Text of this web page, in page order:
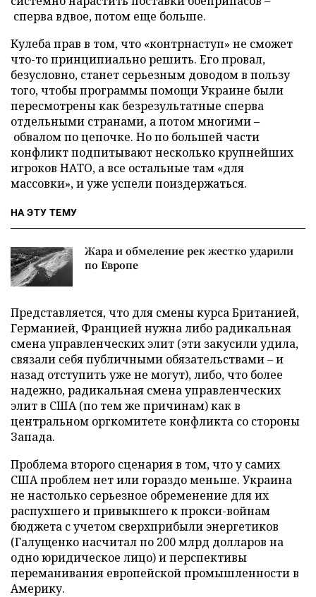
сперва вдвое, потом еще больше.
Кулеба прав в том, что «контрнаступ» не сможет
что-то принципиально решить. Его провал,
безусловно, станет серьезным доводом в пользу
того, чтобы программы помощи Украине были
пересмотрены как безрезультатные сперва
отдельными странами, а потом многими –
обвалом по цепочке. Но по большей части
конфликт подпитывают несколько крупнейших
игроков НАТО, а все остальные там «для
массовки», и уже успели поиздержаться.
НА ЭТУ ТЕМУ
Жара и обмеление рек жестко ударили
по Европе
Представляется, что для смены курса Британией,
Германией, Францией нужна либо радикальная
смена управленческих элит (эти закусили удила,
связали себя публичными обязательствами – и
назад отступить уже не могут), либо, что более
надежно, радикальная смена управленческих
элит в США (по тем же причинам) как в
центральном оргкомитете конфликта со стороны
Запада.
Проблема второго сценария в том, что у самих
США проблем нет или гораздо меньше. Украина
не настолько серьезное обременение для их
распухшего и привыкшего к прокси-войнам
бюджета с учетом сверхприбыли энергетиков
(Галущенко насчитал по 200 млрд долларов на
одно юридическое лицо) и перспективы
переманивания европейской промышленности в
Америку.